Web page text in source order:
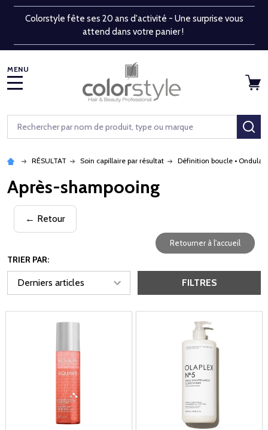
Colorstyle fête ses 20 ans d'activité - Une surprise vous
attend dans votre panier !
Rechercher
RÉSULTAT Soin capillaire par résultat Définition boucle •
Après-shampooing
← Retour
Retourner à l'accueil
TRIER PAR:
FILTRES